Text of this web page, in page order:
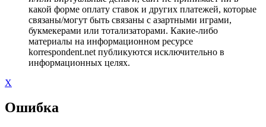
какой форме оплату ставок и других платежей, которые
связаны/могут быть связаны с азартными играми,
букмекерами или тотализаторами. Какие-либо
материалы на информационном ресурсе
korrespondent.net публикуются исключительно в
информационных целях.
X
Ошибка